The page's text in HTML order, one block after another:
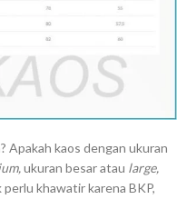
Apakah kaos dengan ukuran
ukuran besar atau large,
perlu khawatir karena BKP,